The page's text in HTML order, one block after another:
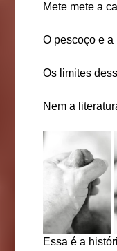
Mete mete a
O pescoço e a
Os limites
Nem a
Essa é a